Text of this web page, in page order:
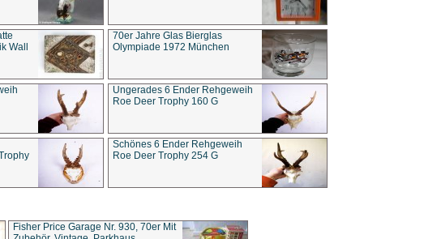
Wall
70er Jahre Glas Bierglas
Olympiade 1972 München
Ungerades 6 Ender Rehgeweih
Roe Deer Trophy 160 G
Schönes 6 Ender Rehgeweih
Roe Deer Trophy 254 G
Fisher Price Garage Nr. 930, 70er Mit